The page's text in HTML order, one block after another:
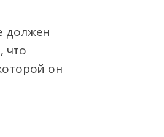
должен
что
он